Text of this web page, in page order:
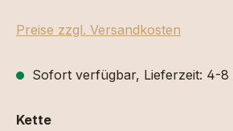
Preise zzgl. Versandkosten
Sofort verfügbar, Lieferzeit: 4-8
Ketteauswählen